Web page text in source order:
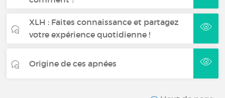
XLH : Faites connaissance et partagez
votre expérience quotidienne !
Origine de ces apnées